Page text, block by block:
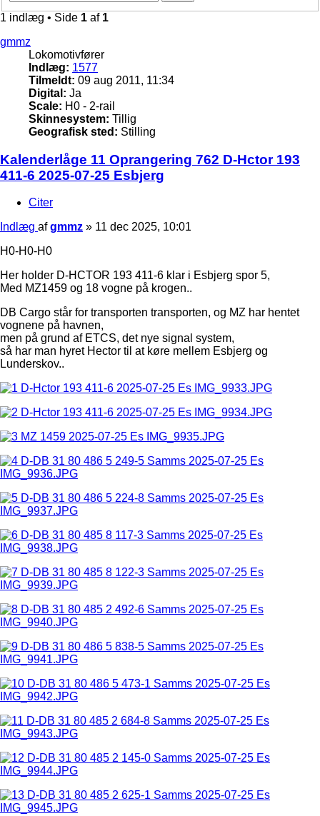
1 indlæg • Side 1 af 1
gmmz
Lokomotivfører
Indlæg: 1577
Tilmeldt: 09 aug 2011, 11:34
Digital: Ja
Scale: H0 - 2-rail
Skinnesystem: Tillig
Geografisk sted: Stilling
Kalenderlåge 11 Oprangering 762 D-Hctor 193
411-6 2025-07-25 Esbjerg
Citer
Indlæg afgmmz » 11 dec 2025, 10:01
H0-H0-H0
Her holder D-HCTOR 193 411-6 klar i Esbjerg spor 5,
Med MZ1459 og 18 vogne på krogen..
DB Cargo står for transporten transporten, og MZ har hentet
vognene på havnen,
men på grund af ETCS, det nye signal system,
så har man hyret Hector til at køre mellem Esbjerg og
Lunderskov..